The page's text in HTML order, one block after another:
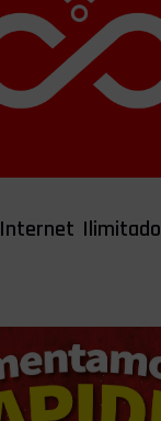
Internet Ilimitado